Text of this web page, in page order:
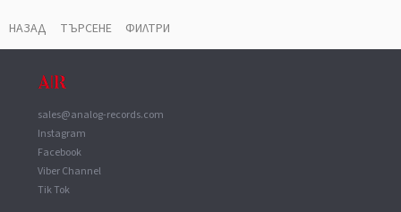
ВАУЧЕР ▼
Mixed At
НАЗАД ТЪРСЕНЕ ФИЛТРИ
sales@analog-records.com
Instagram
Facebook
Viber Channel
Tik Tok